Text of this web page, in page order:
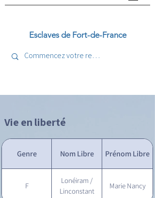
Esclaves de Fort-de-France
Vie en liberté
Genre Nom Libre Prénom Libre
F
Lonéiram /
Linconstant
Marie Nancy